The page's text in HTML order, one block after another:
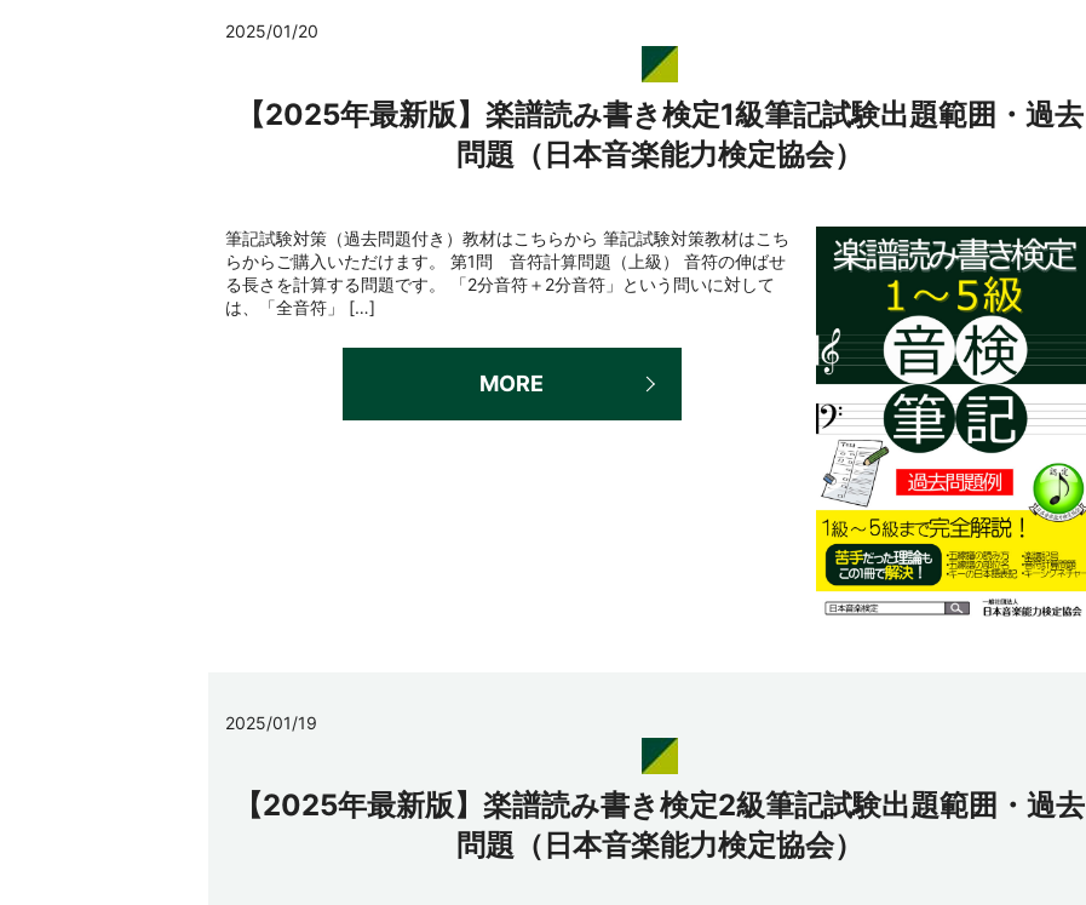
2025/01/20
【2025年最新版】楽譜読み書き検定1級筆記試験出題範囲・過去
問題（日本音楽能力検定協会）
筆記試験対策（過去問題付き）教材はこちらから 筆記試験対策教材はこち
らからご購入いただけます。 第1問 音符計算問題（上級） 音符の伸ばせ
る長さを計算する問題です。 「2分音符＋2分音符」という問いに対して
は、「全音符」 […]
MORE
2025/01/19
【2025年最新版】楽譜読み書き検定2級筆記試験出題範囲・過去
問題（日本音楽能力検定協会）